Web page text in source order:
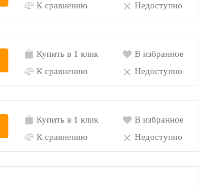
К сравнению
Недоступно
Купить в 1 клик
К сравнению
В избранное
Недоступно
Купить в 1 клик
К сравнению
В избранное
Недоступно